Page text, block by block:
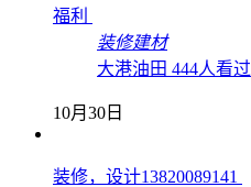
福利
装修建材
大港油田 444人看过
10月30日
装修，设计13820089141